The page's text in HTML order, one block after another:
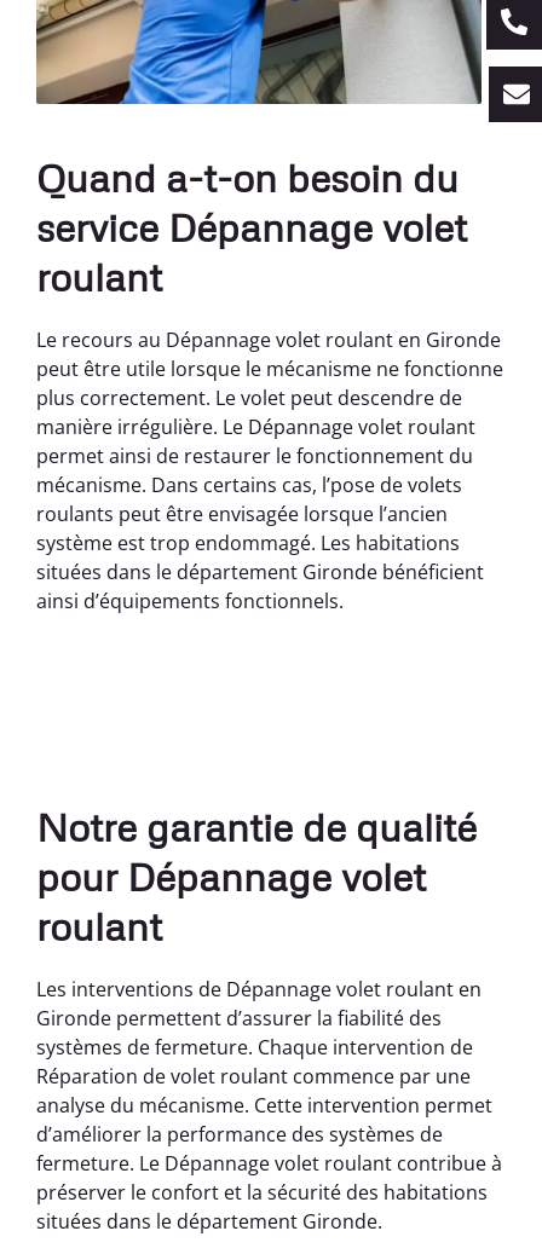
Quand a-t-on besoin du
service Dépannage volet
roulant
Le recours au Dépannage volet roulant en Gironde
peut être utile lorsque le mécanisme ne fonctionne
plus correctement. Le volet peut descendre de
manière irrégulière. Le Dépannage volet roulant
permet ainsi de restaurer le fonctionnement du
mécanisme. Dans certains cas, l’pose de volets
roulants peut être envisagée lorsque l’ancien
système est trop endommagé. Les habitations
situées dans le département Gironde bénéficient
ainsi d’équipements fonctionnels.
Notre garantie de qualité
pour Dépannage volet
roulant
Les interventions de Dépannage volet roulant en
Gironde permettent d’assurer la fiabilité des
systèmes de fermeture. Chaque intervention de
Réparation de volet roulant commence par une
analyse du mécanisme. Cette intervention permet
d’améliorer la performance des systèmes de
fermeture. Le Dépannage volet roulant contribue à
préserver le confort et la sécurité des habitations
situées dans le département Gironde.